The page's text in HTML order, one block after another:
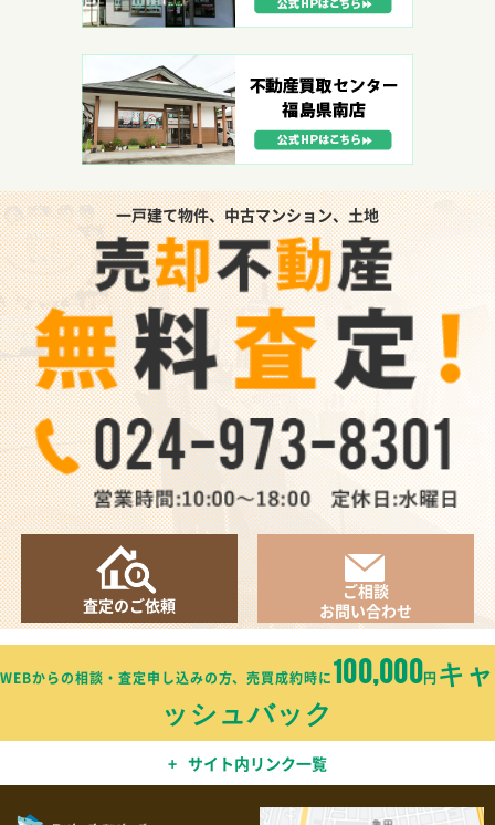
一戸建て物件、中古マンション、土地
査定のご依頼
ご相談
お問い合わせ
WEBからの相談・査定申し込みの方、売買成約時に100,000円 キャ
ッシュバック
サイト内リンク一覧